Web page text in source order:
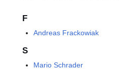
F
Andreas Frackowiak
S
Mario Schrader